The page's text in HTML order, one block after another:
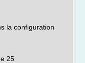
la configuration
25